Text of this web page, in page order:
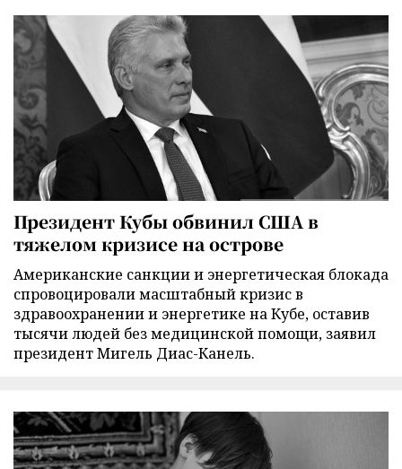
Президент Кубы обвинил США в
тяжелом кризисе на острове
Американские санкции и энергетическая блокада
спровоцировали масштабный кризис в
здравоохранении и энергетике на Кубе, оставив
тысячи людей без медицинской помощи, заявил
президент Мигель Диас-Канель.